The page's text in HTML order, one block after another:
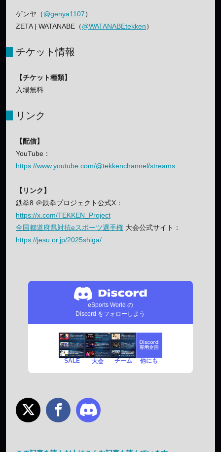
ゲンヤ（@genya1107）
ZETA | WATANABE（@WATANABEtekken）
チケット情報
【チケット種類】
入場無料
リンク
【配信】
YouTube：
https://www.youtube.com/@tekkenchannel/streams
【リンク】
鉄拳8 ＠鉄拳プロジェクト公式X：
https://x.com/TEKKEN_Project
全国都道府県対抗eスポーツ選手権 大会公式サイト：
https://jesu.or.jp/2025shiga/
eSports World の
Discord をフォローしよう
SALE 大会 チーム 他にも